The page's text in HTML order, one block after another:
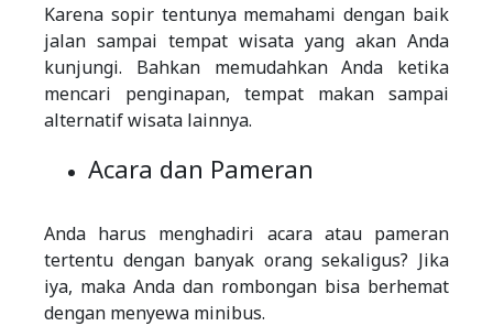
Karena sopir tentunya memahami dengan baik
jalan sampai tempat wisata yang akan Anda
kunjungi. Bahkan memudahkan Anda ketika
mencari penginapan, tempat makan sampai
alternatif wisata lainnya.
Acara dan Pameran
Anda harus menghadiri acara atau pameran
tertentu dengan banyak orang sekaligus? Jika
iya, maka Anda dan rombongan bisa berhemat
dengan menyewa minibus.